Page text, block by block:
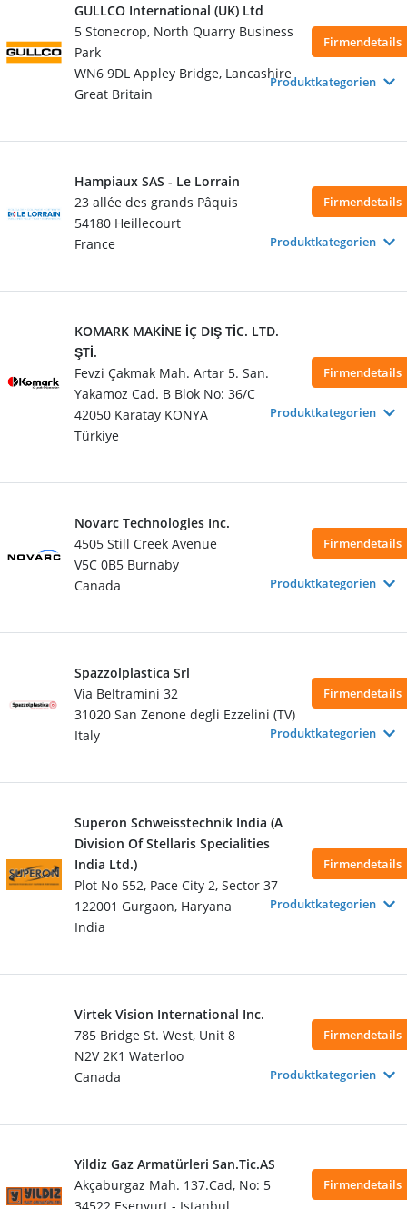
GULLCO International (UK) Ltd
5 Stonecrop, North Quarry Business
Park
WN6 9DL Appley Bridge, Lancashire
Great Britain
Firmendetails
Produktkategorien
Hampiaux SAS - Le Lorrain
23 allée des grands Pâquis
54180 Heillecourt
France
Firmendetails
Produktkategorien
KOMARK MAKİNE İÇ DIŞ TİC. LTD.
ŞTİ.
Fevzi Çakmak Mah. Artar 5. San.
Yakamoz Cad. B Blok No: 36/C
42050 Karatay KONYA
Türkiye
Firmendetails
Produktkategorien
Novarc Technologies Inc.
4505 Still Creek Avenue
V5C 0B5 Burnaby
Canada
Firmendetails
Produktkategorien
Spazzolplastica Srl
Via Beltramini 32
31020 San Zenone degli Ezzelini (TV)
Italy
Firmendetails
Produktkategorien
Superon Schweisstechnik India (A
Division Of Stellaris Specialities
India Ltd.)
Plot No 552, Pace City 2, Sector 37
122001 Gurgaon, Haryana
India
Firmendetails
Produktkategorien
Virtek Vision International Inc.
785 Bridge St. West, Unit 8
N2V 2K1 Waterloo
Canada
Firmendetails
Produktkategorien
Yildiz Gaz Armatürleri San.Tic.AS
Akçaburgaz Mah. 137.Cad, No: 5
34522 Esenyurt - Istanbul
Firmendetails